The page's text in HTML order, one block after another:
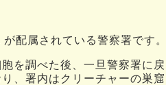
配属されている警察署です。
を調べた後、一旦警察署に
、署内はクリーチャーの巣窟